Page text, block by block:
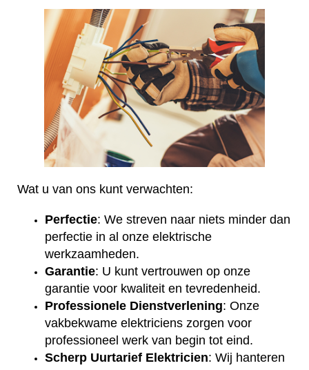
Wat u van ons kunt verwachten:
Perfectie: We streven naar niets minder dan
perfectie in al onze elektrische
werkzaamheden.
Garantie: U kunt vertrouwen op onze
garantie voor kwaliteit en tevredenheid.
Professionele Dienstverlening: Onze
vakbekwame elektriciens zorgen voor
professioneel werk van begin tot eind.
Scherp Uurtarief Elektricien: Wij hanteren